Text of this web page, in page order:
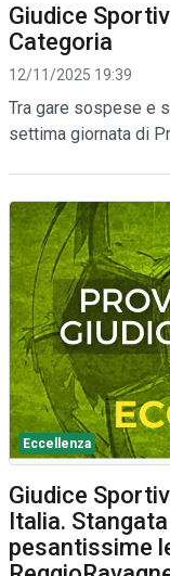
Giudice
Categoria
12/11/2025 19:39
Tra gare sospese e
settima giornata di
Eccellenza
Giudice
Italia.
pesantissime